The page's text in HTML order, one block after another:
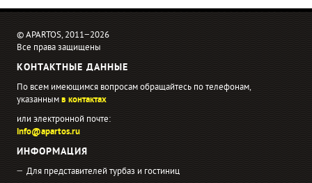
© APARTOS, 2011−2026
Все права защищены
КОНТАКТНЫЕ ДАННЫЕ
По всем имеющимся вопросам обращайтесь по телефонам,
указаннымв контактах
или электронной почте:
info@apartos.ru
ИНФОРМАЦИЯ
Для представителей турбаз и гостиниц